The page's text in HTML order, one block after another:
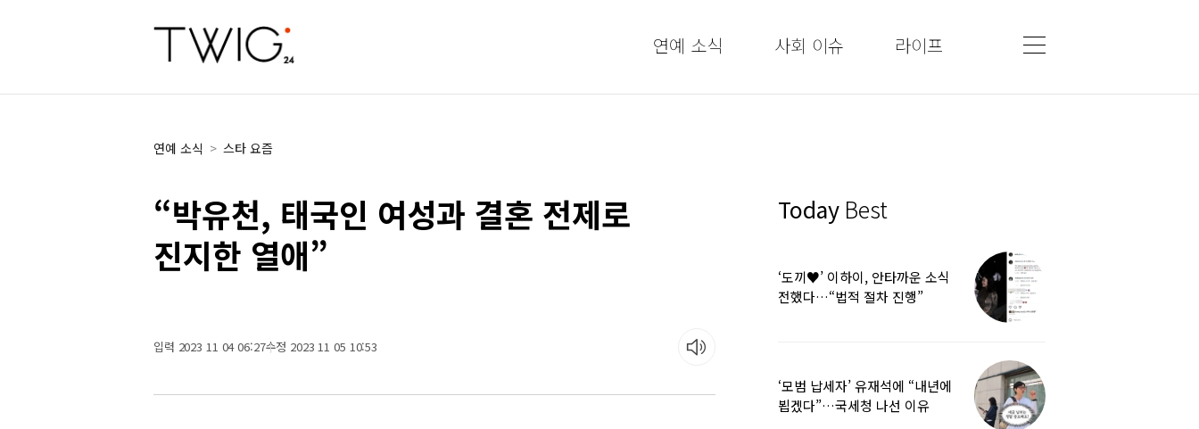
연예 소식 사회 이슈 라이프
연예 소식 > 스타 요즘
“박유천, 태국인 여성과 결혼 전제로
진지한 열애”
입력 2023 11 04 06:27수정 2023 11 05 10:53
Today Best
‘도끼♥’ 이하이, 안타까운 소식
전했다…“법적 절차 진행”
‘모범 납세자’ 유재석에 “내년에
뵙겠다”…국세청 나선 이유